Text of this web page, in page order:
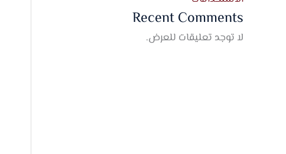
Recent Comments
لا توجد تعليقات للعرض.